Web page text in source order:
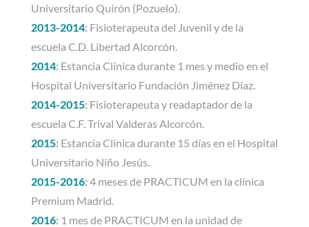
Universitario Quirón (Pozuelo).
2013-2014: Fisioterapeuta del Juvenil y de la
escuela C.D. Libertad Alcorcón.
2014: Estancia Clínica durante 1 mes y medio en el
Hospital Universitario Fundación Jiménez Díaz.
2014-2015: Fisioterapeuta y readaptador de la
escuela C.F. Trival Valderas Alcorcón.
2015: Estancia Clínica durante 15 días en el Hospital
Universitario Niño Jesús.
2015-2016: 4 meses de PRACTICUM en la clínica
Premium Madrid.
2016: 1 mes de PRACTICUM en la unidad de